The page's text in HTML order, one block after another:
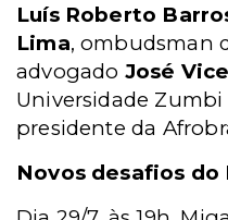
Luís Roberto
Lima, ombudsman
advogado José
Universidade Zumbi
presidente da
Novos desafios